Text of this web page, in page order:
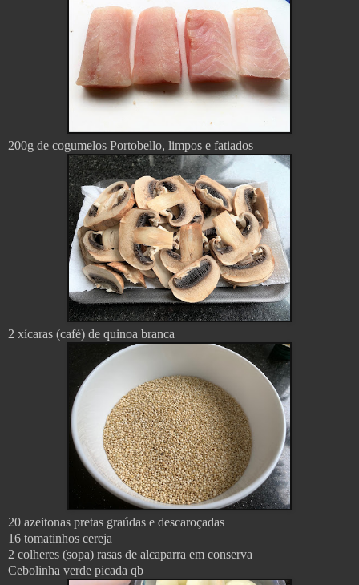
200g de cogumelos Portobello, limpos e fatiados
2 xícaras (café) de quinoa branca
20 azeitonas pretas graúdas e descaroçadas
16 tomatinhos cereja
2 colheres (sopa) rasas de alcaparra em conserva
Cebolinha verde picada qb